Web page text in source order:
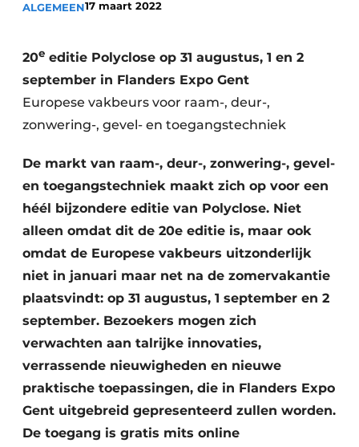
Video’s
Aanmelden
Bedrijven
Contact
Beton & Staalbouw
Brandveiligheid
Evenementen
Dak & Gevel
Houtbouw
HVAC
Interieurarchitectuur
Keukens
Software
ALGEMEEN17 maart 2022
20e editie Polyclose op 31 augustus, 1 en 2
september in Flanders Expo Gent
Europese vakbeurs voor raam-, deur-,
zonwering-, gevel- en toegangstechniek
De markt van raam-, deur-, zonwering-, gevel-
en toegangstechniek maakt zich op voor een
héél bijzondere editie van Polyclose. Niet
alleen omdat dit de 20e editie is, maar ook
omdat de Europese vakbeurs uitzonderlijk
niet in januari maar net na de zomervakantie
plaatsvindt: op 31 augustus, 1 september en 2
september. Bezoekers mogen zich
verwachten aan talrijke innovaties,
verrassende nieuwigheden en nieuwe
praktische toepassingen, die in Flanders Expo
Gent uitgebreid gepresenteerd zullen worden.
De toegang is gratis mits online